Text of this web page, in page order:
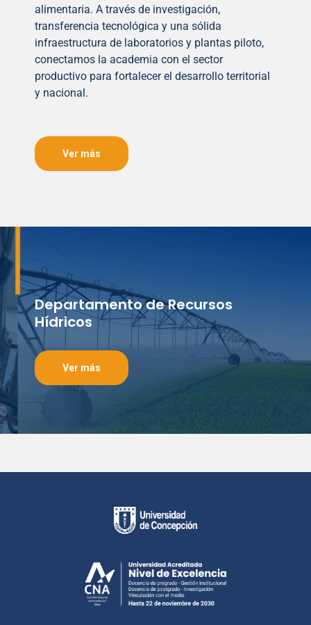
alimentaria. A través de investigación,
transferencia tecnológica y una sólida
infraestructura de laboratorios y plantas piloto,
conectamos la academia con el sector
productivo para fortalecer el desarrollo territorial
y nacional.
Ver más
Departamento de Recursos
Hídricos
Ver más